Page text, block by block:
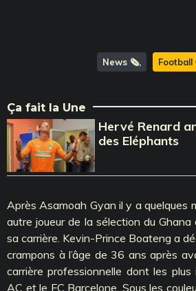
News 🗞️ Football
Ça fait la Une
Hervé Renard
des Eléphants
Après Asamoah Gyan il y a quelques
autre joueur de la sélection du
sa carrière. Kevin-Prince Boateng a
crampons à l’âge de 36 ans après
carrière professionnelle dont les
AC et le FC Barcelone. Sous les